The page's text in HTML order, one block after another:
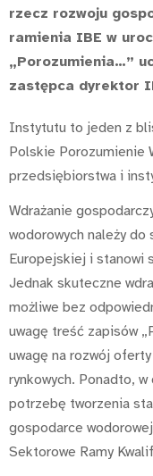
rzecz rozwoju
ramienia IBE w
„Porozumienia…”
zastępca dyrektor
Instytutu to jeden z
Polskie Porozumienie
przedsiębiorstwa i
Wdrażanie
wodorowych należy
Europejskiej i stanowi
Jednak skuteczne
możliwe bez
uwagę treść zapisów
uwagę na rozwój
rynkowych. Ponadto,
potrzebę tworzenia
gospodarce
Sektorowe Ramy